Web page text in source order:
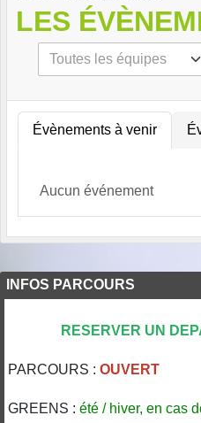
LES
Évènements à venir
Aucun événement
INFOS PARCOURS
RESERVER UN
PARCOURS : OUVERT
GREENS : été / hiver, en cas